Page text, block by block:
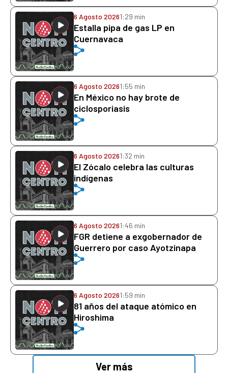
6 Agosto 20261:29 min
Estalla pipa de gas LP en
Cuernavaca
6 Agosto 20261:55 min
En México no hay brote de
ciclosporiasis
6 Agosto 20261:32 min
El Zócalo celebra las culturas
indígenas
6 Agosto 20261:46 min
FGR detiene a exgobernador de
Guerrero por caso Ayotzinapa
6 Agosto 20261:59 min
81 años del ataque atómico en
Hiroshima
Ver más